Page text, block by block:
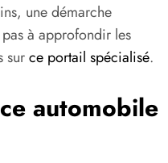
une démarche
pas à approfondir les
surce portail spécialisé.
automobile